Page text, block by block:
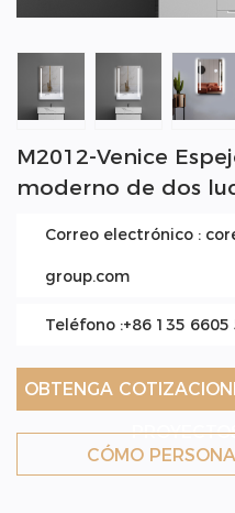
M2012-Venice
moderno de dos
Correo electrónico :
group.com
Teléfono :+86 135 6605
OBTENGA
CÓMO